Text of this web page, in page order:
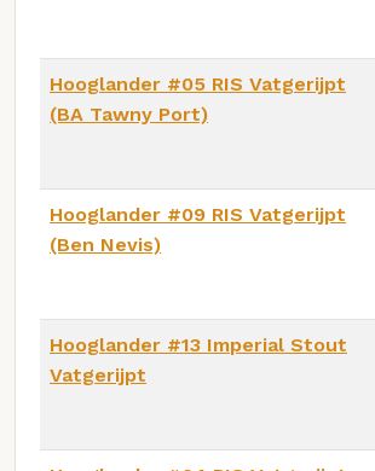
Hooglander #05 RIS Vatgerijpt
(BA Tawny Port)
Hooglander #09 RIS Vatgerijpt
(Ben Nevis)
Hooglander #13 Imperial Stout
Vatgerijpt